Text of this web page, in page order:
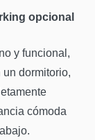
opcional
y funcional,
dormitorio,
cómoda